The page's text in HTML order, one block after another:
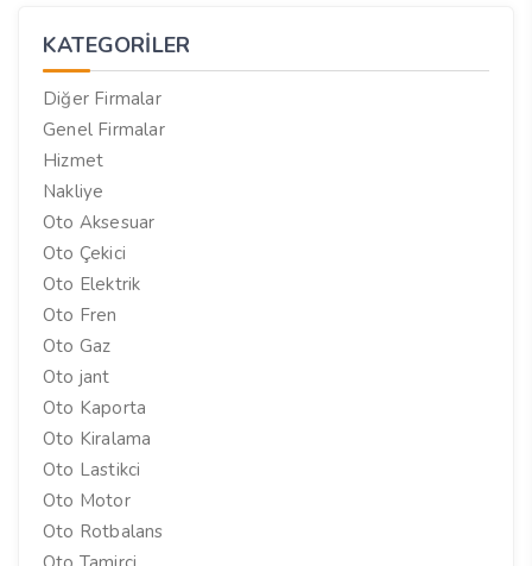
KATEGORILER
Diğer Firmalar
Genel Firmalar
Hizmet
Nakliye
Oto Aksesuar
Oto Çekici
Oto Elektrik
Oto Fren
Oto Gaz
Oto jant
Oto Kaporta
Oto Kiralama
Oto Lastikci
Oto Motor
Oto Rotbalans